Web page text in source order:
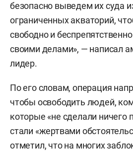
безопасно выведем их суда
ограниченных акваторий,
свободно и
своими делами», — написал
лидер.
По его словам, операция
чтобы освободить людей,
которые «не сделали ничего
стали «жертвами
отметил, что на многих